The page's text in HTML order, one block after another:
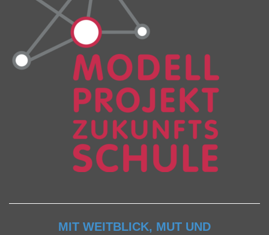
MIT WEITBLICK, MUT UND